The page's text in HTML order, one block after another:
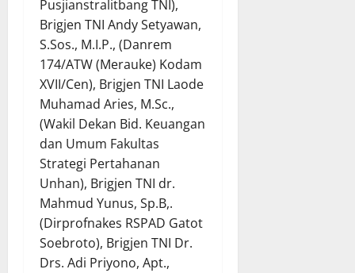
Pusjianstralitbang TNI),
Brigjen TNI Andy Setyawan,
S.Sos., M.I.P., (Danrem
174/ATW (Merauke) Kodam
XVII/Cen), Brigjen TNI Laode
Muhamad Aries, M.Sc.,
(Wakil Dekan Bid. Keuangan
dan Umum Fakultas
Strategi Pertahanan
Unhan), Brigjen TNI dr.
Mahmud Yunus, Sp.B,.
(Dirprofnakes RSPAD Gatot
Soebroto), Brigjen TNI Dr.
Drs. Adi Priyono, Apt.,